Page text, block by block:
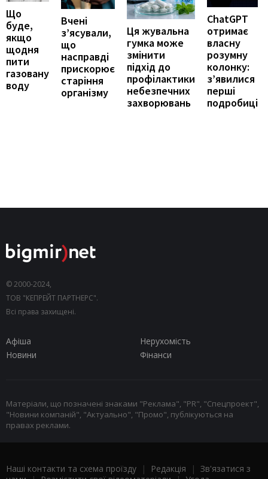
Що
буде,
якщо
щодня
пити
газовану
воду
Вчені
з’ясували,
що
насправді
прискорює
старіння
організму
Ця жувальна
гумка може
змінити
підхід до
профілактики
небезпечних
захворювань
ChatGPT
отримає
власну
розумну
колонку:
з’явилися
перші
подробиці
© 2000-2024,
ТОВ "КЕПРЕЙТ ПАРТНЕРС".
Всі права захищені.
Афіша
Нерухомість
Новини
Фінанси
Матеріали, що позначені знаками "Реклама", "PR", "Спецпроект",
"Новини компаній", "Актуально", "Промо", публікуються на
правах реклами.
Наші контакти та схема проїзду | Редакція | Зв'язатися з